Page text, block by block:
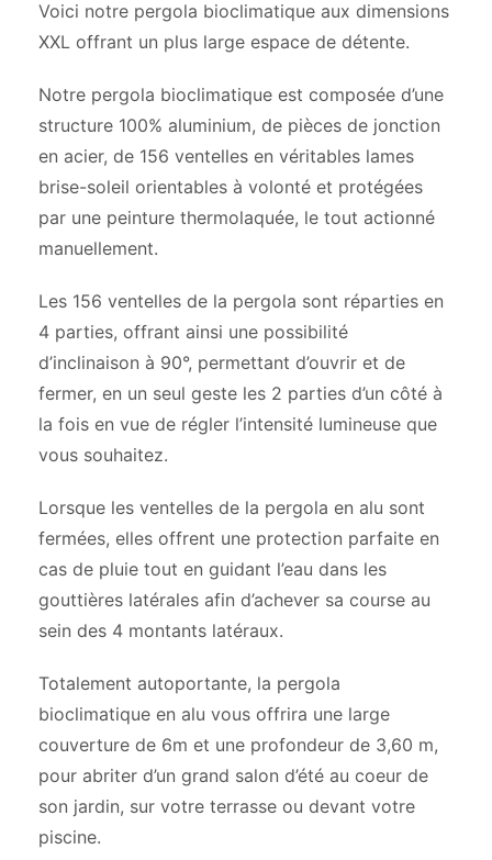
Voici notre pergola bioclimatique aux dimensions
XXL offrant un plus large espace de détente.
Notre pergola bioclimatique est composée d’une
structure 100% aluminium, de pièces de jonction
en acier, de 156 ventelles en véritables lames
brise-soleil orientables à volonté et protégées
par une peinture thermolaquée, le tout actionné
manuellement.
Les 156 ventelles de la pergola sont réparties en
4 parties, offrant ainsi une possibilité
d’inclinaison à 90°, permettant d’ouvrir et de
fermer, en un seul geste les 2 parties d’un côté à
la fois en vue de régler l’intensité lumineuse que
vous souhaitez.
Lorsque les ventelles de la pergola en alu sont
fermées, elles offrent une protection parfaite en
cas de pluie tout en guidant l’eau dans les
gouttières latérales afin d’achever sa course au
sein des 4 montants latéraux.
Totalement autoportante, la pergola
bioclimatique en alu vous offrira une large
couverture de 6m et une profondeur de 3,60 m,
pour abriter d’un grand salon d’été au coeur de
son jardin, sur votre terrasse ou devant votre
piscine.